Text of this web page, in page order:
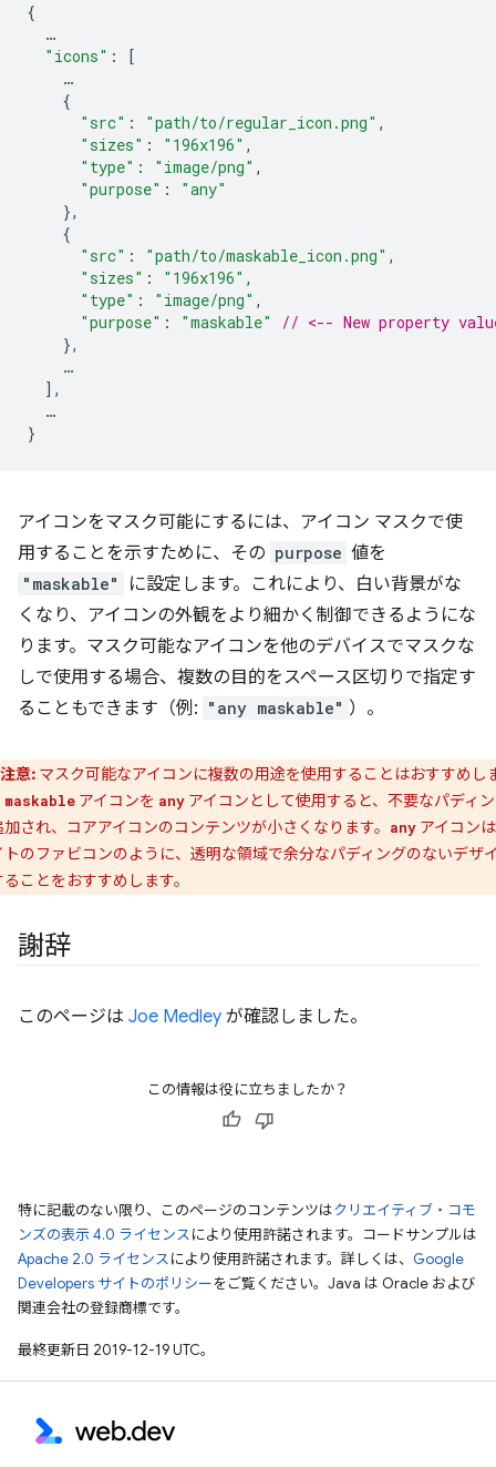
{
…
"icons" :
[
…
{
"src" : "path/to/regular_icon.png" ,
"sizes" : "196x196" ,
"type" : "image/png" ,
"purpose" :
"any"
},
{
"src" : "path/to/maskable_icon.png" ,
"sizes" : "196x196" ,
"type" : "image/png" ,
"purpose" : "maskable"
// <-- New property
},
…
],
…
}
アイコンをマスク可能にするには、アイコン マスクで使
用することを示すために、その purpose 値を
"maskable"
に設定します。これにより、白い背景がな
くなり、アイコンの外観をより細かく制御できるようにな
ります。マスク可能なアイコンを他のデバイスでマスクな
しで使用する場合、複数の目的をスペース区切りで指定す
ることもできます（例: "any maskable" ）。
注意: マスク可能なアイコンに複数の用途を使用することはおすすめし
maskable アイコンを any アイコンとして使用すると、不要なパディ
され、コアアイコンのコンテンツが小さくなります。
any アイコン
トのファビコンのように、透明な領域で余分なパディングのないデザ
ことをおすすめします。
謝辞
このページは Joe Medley が確認しました。
この情報は役に立ちましたか？
特に記載のない限り、このページのコンテンツはクリエイティブ・コモ
ンズの表示 4.0 ライセンスにより使用許諾されます。コードサンプルは
Apache 2.0 ライセンスにより使用許諾されます。詳しくは、 Google
Developers サイトのポリシーをご覧ください。Java は Oracle および
関連会社の登録商標です。
最終更新日 2019-12-19 UTC。